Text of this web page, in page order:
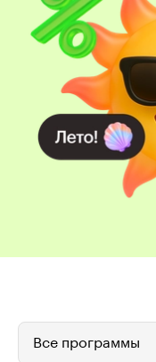
Все программы